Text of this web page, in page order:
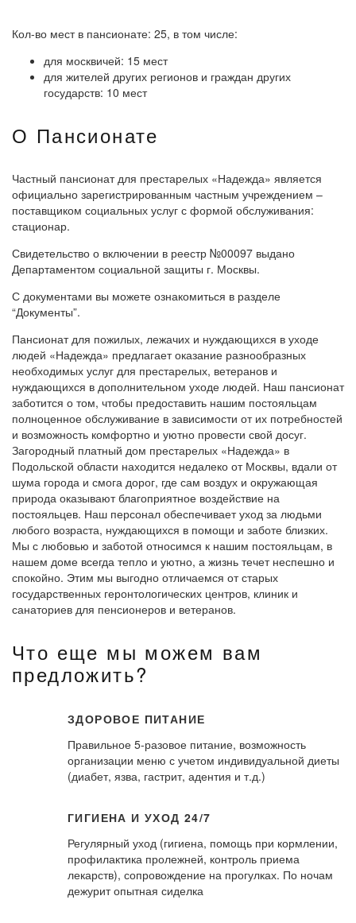
Кол-во мест в пансионате: 25, в том числе:
для москвичей: 15 мест
для жителей других регионов и граждан других
государств: 10 мест
О Пансионате
Частный пансионат для престарелых «Надежда» является
официально зарегистрированным частным учреждением –
поставщиком социальных услуг с формой обслуживания:
стационар.
Свидетельство о включении в реестр №00097 выдано
Департаментом социальной защиты г. Москвы.
С документами вы можете ознакомиться в разделе
“Документы”.
Пансионат для пожилых, лежачих и нуждающихся в уходе
людей «Надежда» предлагает оказание разнообразных
необходимых услуг для престарелых, ветеранов и
нуждающихся в дополнительном уходе людей. Наш пансионат
заботится о том, чтобы предоставить нашим постояльцам
полноценное обслуживание в зависимости от их потребностей
и возможность комфортно и уютно провести свой досуг.
Загородный платный дом престарелых «Надежда» в
Подольской области находится недалеко от Москвы, вдали от
шума города и смога дорог, где сам воздух и окружающая
природа оказывают благоприятное воздействие на
постояльцев. Наш персонал обеспечивает уход за людьми
любого возраста, нуждающихся в помощи и заботе близких.
Мы с любовью и заботой относимся к нашим постояльцам, в
нашем доме всегда тепло и уютно, а жизнь течет неспешно и
спокойно. Этим мы выгодно отличаемся от старых
государственных геронтологических центров, клиник и
санаториев для пенсионеров и ветеранов.
Что еще мы можем вам
предложить?
ЗДОРОВОЕ ПИТАНИЕ
Правильное 5-разовое питание, возможность
организации меню с учетом индивидуальной диеты
(диабет, язва, гастрит, адентия и т.д.)
ГИГИЕНА И УХОД 24/7
Регулярный уход (гигиена, помощь при кормлении,
профилактика пролежней, контроль приема
лекарств), сопровождение на прогулках. По ночам
дежурит опытная сиделка